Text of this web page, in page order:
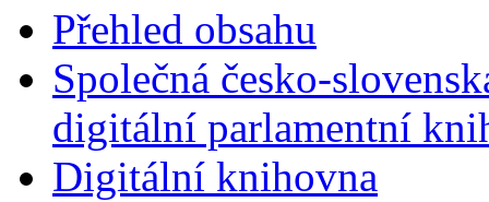
Přehled obsahu
Společná česko-
digitální parlamentní
Digitální knihovna